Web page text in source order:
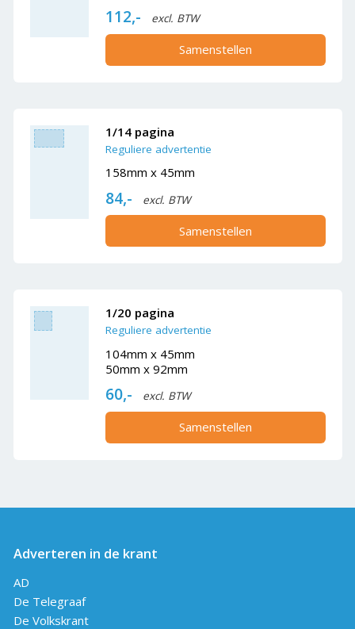
112,- excl. BTW
Samenstellen
1/14 pagina
Reguliere advertentie
158mm x 45mm
84,- excl. BTW
Samenstellen
1/20 pagina
Reguliere advertentie
104mm x 45mm
50mm x 92mm
60,- excl. BTW
Samenstellen
Adverteren in de krant
AD
De Telegraaf
De Volkskrant